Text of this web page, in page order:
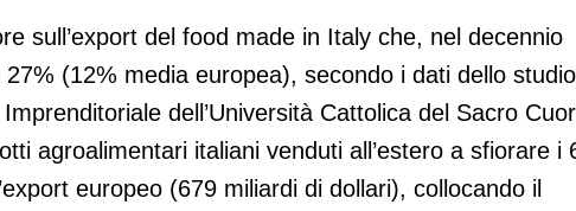
sull’export del food made in Italy che, nel decennio
(12% media europea), secondo i dati dello studio
dell’Università Cattolica del Sacro
agroalimentari italiani venduti all’estero a sfiorare i
europeo (679 miliardi di dollari), collocando il